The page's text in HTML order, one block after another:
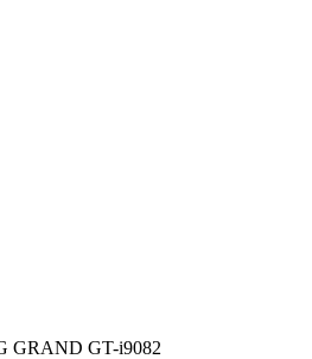
GRAND GT-i9082